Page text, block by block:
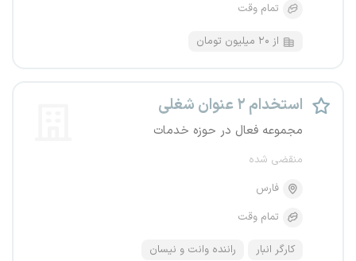
تمام وقت
از ۲۰ میلیون تومان
استخدام ۲ عنوان شغلی
مجموعه فعال در حوزه خدمات
منقضی شده
فارس
تمام وقت
کارگر انبار راننده وانت و نیسان